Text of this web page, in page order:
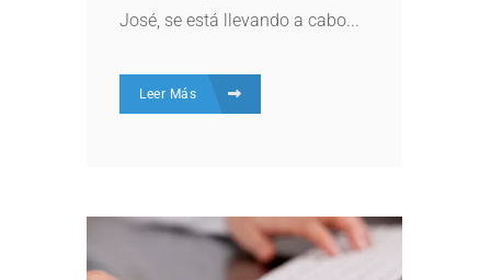
José, se está llevando a cabo...
Leer Más